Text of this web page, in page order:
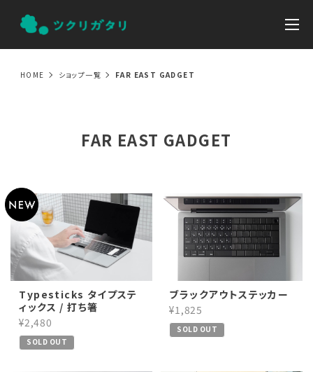
HOME ショップ一覧 FAR EAST GADGET
FAR EAST GADGET
Typesticks タイプステ
ィックス / 打ち箸
¥2,480
SOLD OUT
ブラックアウトステッカー
¥1,825
SOLD OUT